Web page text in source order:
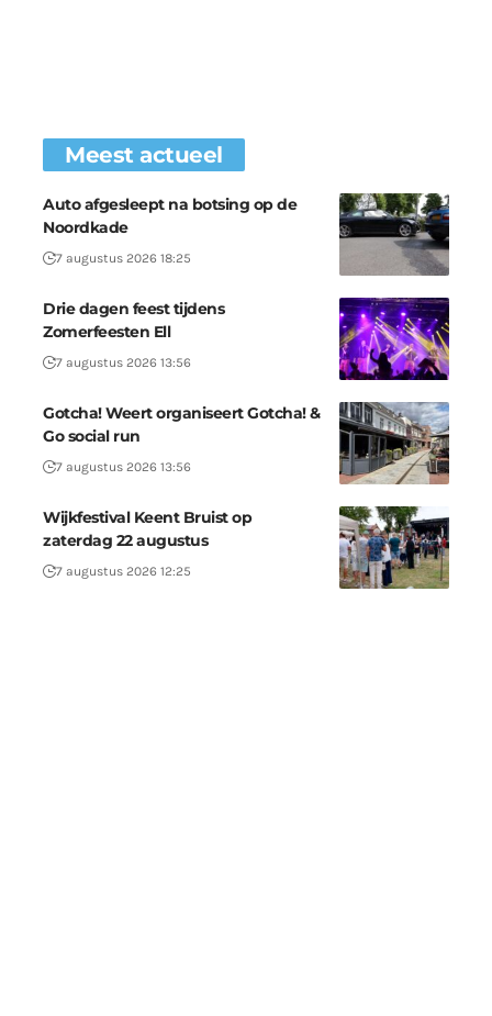
Meest actueel
Auto afgesleept na botsing op de
Noordkade
7 augustus 2026 18:25
Drie dagen feest tijdens
Zomerfeesten Ell
7 augustus 2026 13:56
Gotcha! Weert organiseert Gotcha! &
Go social run
7 augustus 2026 13:56
Wijkfestival Keent Bruist op
zaterdag 22 augustus
7 augustus 2026 12:25